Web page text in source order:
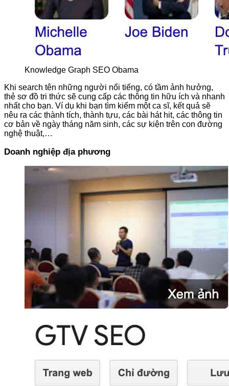
Knowledge Graph SEO Obama
Khi search tên những người nổi tiếng, có tầm ảnh hưởng,
thẻ sơ đồ tri thức sẽ cung cấp các thông tin hữu ích và nhanh
nhất cho bạn. Ví dụ khi bạn tìm kiếm một ca sĩ, kết quả sẽ
nêu ra các thành tích, thành tựu, các bài hát hit, các thông tin
cơ bản về ngày tháng năm sinh, các sự kiện trên con đường
nghệ thuật,…
Doanh nghiệp địa phương